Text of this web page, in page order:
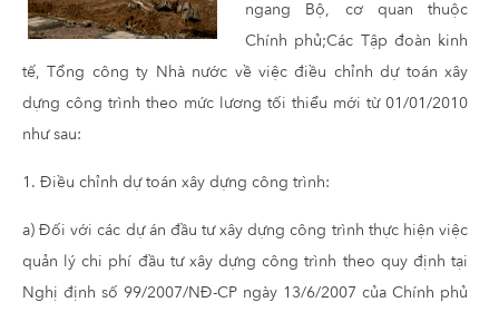
ngang Bộ, cơ quan thuộc
Chính phủ;Các Tập đoàn kinh
tế, Tổng công ty Nhà nước về việc điều chỉnh dự toán xây
dựng công trình theo mức lương tối thiểu mới từ 01/01/2010
như sau:
1. Điều chỉnh dự toán xây dựng công trình:
a) Đối với các dự án đầu tư xây dựng công trình thực hiện việc
quản lý chi phí đầu tư xây dựng công trình theo quy định tại
Nghị định số 99/2007/NĐ-CP ngày 13/6/2007 của Chính phủ